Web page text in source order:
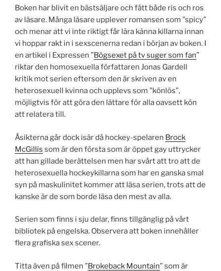
Boken har blivit en bästsäljare och fått både ris och ros
av läsare. Många läsare upplever romansen som ”spicy”
och menar att vi inte riktigt får lära känna killarna innan
vi hoppar rakt in i sexscenerna redan i början av boken. I
en artikel i Expressen ”Bögsexet på tv suger som fan”
riktar den homosexuella författaren Jonas Gardell
kritik mot serien eftersom den är skriven av en
heterosexuell kvinna och upplevs som ”könlös”,
möjligtvis för att göra den lättare för alla oavsett kön
att relatera till.
Åsikterna går dock isär då hockey-spelaren Brock
McGillis som är den första som är öppet gay uttrycker
att han gillade berättelsen men har svårt att tro att de
heterosexuella hockeykillarna som har en ganska smal
syn på maskulinitet kommer att läsa serien, trots att de
kanske är de som borde läsa den mest av alla.
Serien som finns i sju delar, finns tillgänglig på vårt
bibliotek på engelska. Observera att boken innehåller
flera grafiska sex scener.
Titta även på filmen ”Brokeback Mountain” som är